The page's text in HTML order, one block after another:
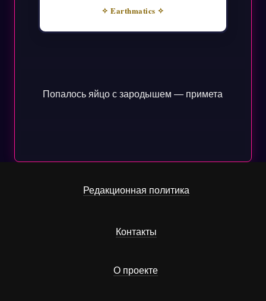
✧ Earthmatics ✧
Попалось яйцо с зародышем — примета
Редакционная политика
Контакты
О проекте